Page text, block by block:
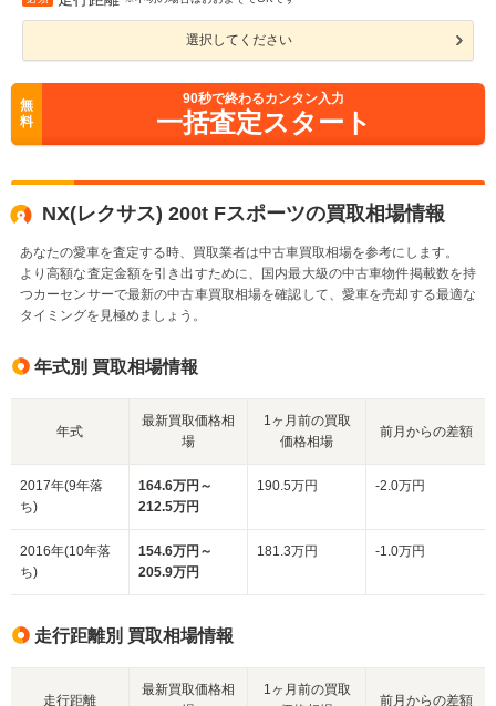
選択してください
無
料
90秒で終わるカンタン入力
一括査定スタート
NX(レクサス) 200t Fスポーツの買取相場情報
あなたの愛車を査定する時、買取業者は中古車買取相場を参考にします。
より高額な査定金額を引き出すために、国内最大級の中古車物件掲載数を持
つカーセンサーで最新の中古車買取相場を確認して、愛車を売却する最適な
タイミングを見極めましょう。
年式別 買取相場情報
年式
最新買取価格相
場
1ヶ月前の買取
価格相場
前月からの差額
2017年(9年落
ち)
164.6万円～
212.5万円
190.5万円 -2.0万円
2016年(10年落
ち)
154.6万円～
205.9万円
181.3万円 -1.0万円
走行距離別 買取相場情報
走行距離
最新買取価格相
1ヶ月前の買取
前月からの差額